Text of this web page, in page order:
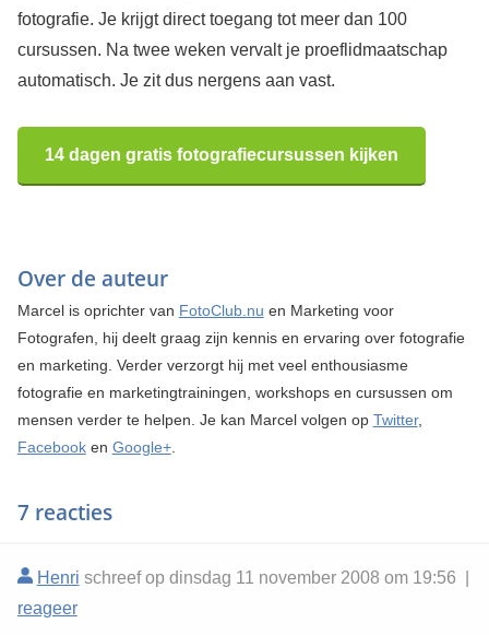
fotografie. Je krijgt direct toegang tot meer dan 100
cursussen. Na twee weken vervalt je proeflidmaatschap
automatisch. Je zit dus nergens aan vast.
14 dagen gratis fotografiecursussen kijken
Over de auteur
Marcel is oprichter van FotoClub.nu en Marketing voor
Fotografen, hij deelt graag zijn kennis en ervaring over fotografie
en marketing. Verder verzorgt hij met veel enthousiasme
fotografie en marketingtrainingen, workshops en cursussen om
mensen verder te helpen. Je kan Marcel volgen op Twitter,
Facebooken Google+.
7 reacties
Henri schreef op dinsdag 11 november 2008 om 19:56 |
reageer